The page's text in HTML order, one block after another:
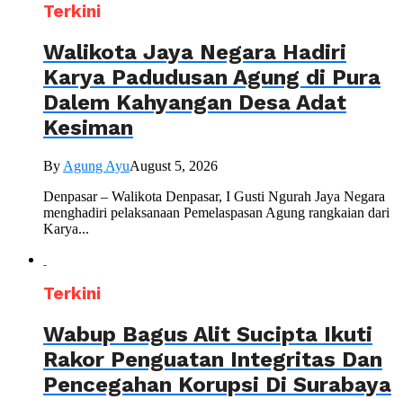
Terkini
Walikota Jaya Negara Hadiri
Karya Padudusan Agung di Pura
Dalem Kahyangan Desa Adat
Kesiman
By Agung AyuAugust 5, 2026
Denpasar – Walikota Denpasar, I Gusti Ngurah Jaya Negara
menghadiri pelaksanaan Pemelaspasan Agung rangkaian dari
Karya...
Terkini
Wabup Bagus Alit Sucipta Ikuti
Rakor Penguatan Integritas Dan
Pencegahan Korupsi Di Surabaya